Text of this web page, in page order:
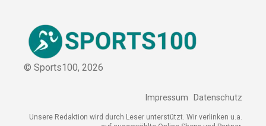
© Sports100, 2026
Impressum Datenschutz
Unsere Redaktion wird durch Leser unterstützt. Wir verlinken u.a.